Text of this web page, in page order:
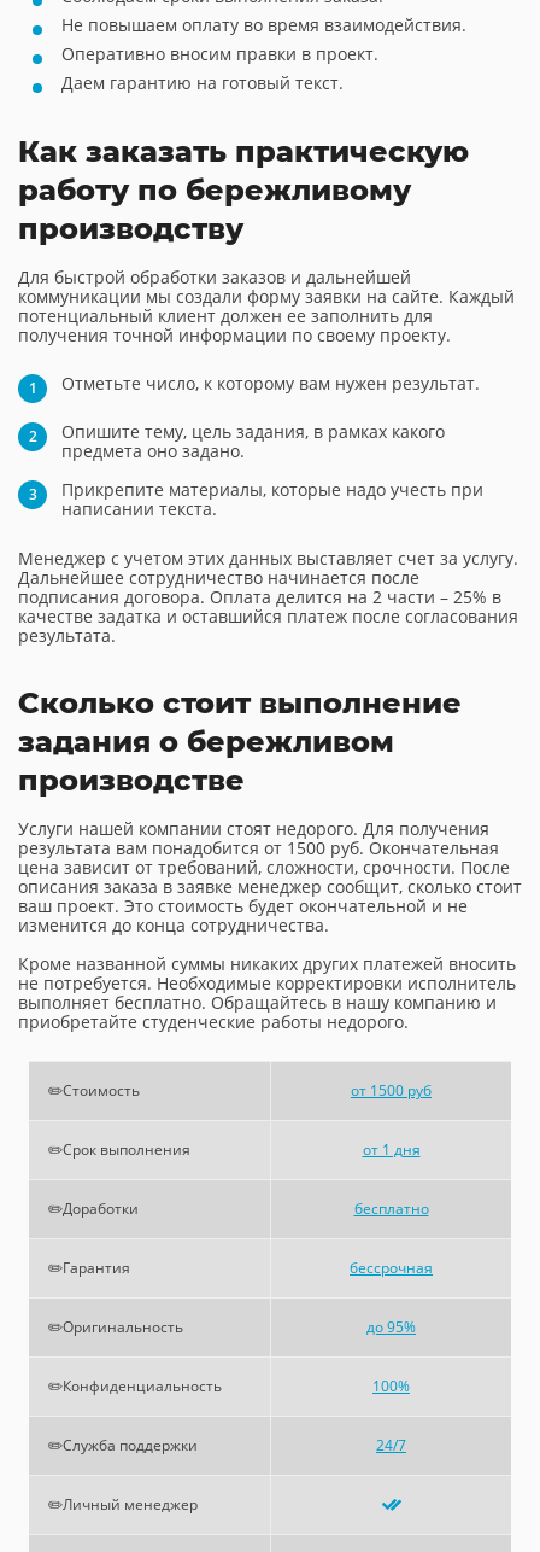
Не повышаем оплату во время взаимодействия.
Оперативно вносим правки в проект.
Даем гарантию на готовый текст.
Как заказать практическую
работу по бережливому
производству
Для быстрой обработки заказов и дальнейшей
коммуникации мы создали форму заявки на сайте. Каждый
потенциальный клиент должен ее заполнить для
получения точной информации по своему проекту.
Отметьте число, к которому вам нужен результат.
Опишите тему, цель задания, в рамках какого
предмета оно задано.
Прикрепите материалы, которые надо учесть при
написании текста.
Менеджер с учетом этих данных выставляет счет за услугу.
Дальнейшее сотрудничество начинается после
подписания договора. Оплата делится на 2 части – 25% в
качестве задатка и оставшийся платеж после согласования
результата.
Сколько стоит выполнение
задания о бережливом
производстве
Услуги нашей компании стоят недорого. Для получения
результата вам понадобится от 1500 руб. Окончательная
цена зависит от требований, сложности, срочности. После
описания заказа в заявке менеджер сообщит, сколько стоит
ваш проект. Это стоимость будет окончательной и не
изменится до конца сотрудничества.
Кроме названной суммы никаких других платежей вносить
не потребуется. Необходимые корректировки исполнитель
выполняет бесплатно. Обращайтесь в нашу компанию и
приобретайте студенческие работы недорого.
✏️Стоимость от 1500 руб
✏️Срок выполнения от 1 дня
✏️Доработки бесплатно
✏️Гарантия бессрочная
✏️Оригинальность до 95%
✏️Конфиденциальность 100%
✏️Служба поддержки 24/7
✏️Личный менеджер